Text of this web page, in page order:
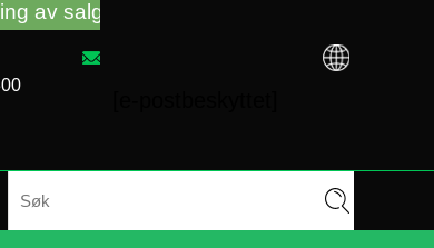
salgsautomater uansett om du kjøpte